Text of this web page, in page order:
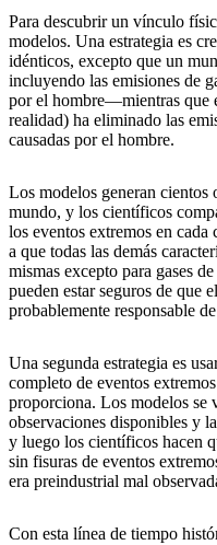
Para descubrir un vínculo
modelos. Una estrategia es
idénticos, excepto que un
incluyendo las emisiones de
por el hombre—mientras que
realidad) ha eliminado las
causadas por el hombre.
Los modelos generan cientos
mundo, y los científicos
los eventos extremos en
a que todas las demás
mismas excepto para gases
pueden estar seguros de que
probablemente responsable
Una segunda estrategia es
completo de eventos
proporciona. Los modelos se
observaciones disponibles y
y luego los científicos hacen
sin fisuras de eventos
era preindustrial mal
Con esta línea de tiempo